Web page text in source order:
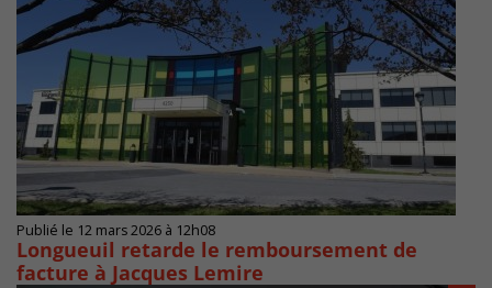
Publié le 12 mars 2026 à 12h08
Longueuil retarde le remboursement de
facture à Jacques Lemire